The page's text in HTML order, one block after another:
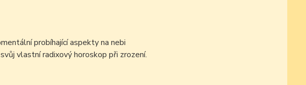
probíhající aspekty na nebi
vlastní radixový horoskop při zrození.